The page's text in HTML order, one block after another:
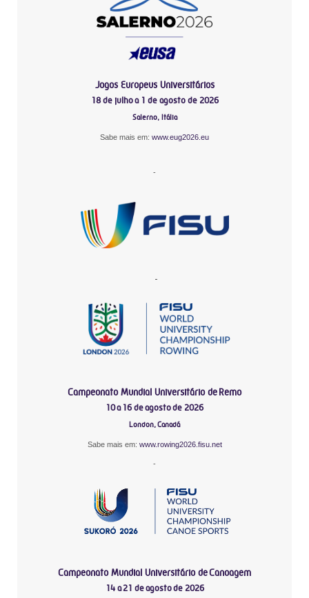
Jogos Europeus Universitários
18 de julho a 1 de agosto de 2026
Salerno, Itália
Sabe mais em: www.eug2026.eu
-
-
Campeonato Mundial Universitário de Remo
10 a 16 de agosto de 2026
London, Canadá
Sabe mais em: www.rowing2026.fisu.net
-
Campeonato Mundial Universitário de Canoagem
14 a 21 de agosto de 2026